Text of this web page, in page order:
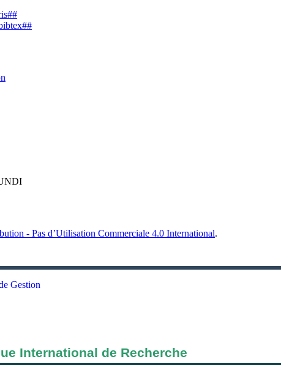
- Pas d’Utilisation Commerciale 4.0 International.
Gestion
International de Recherche